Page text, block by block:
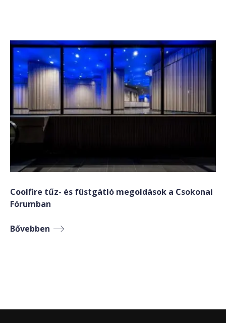
Coolfire tűz- és füstgátló megoldások a Csokonai
Fórumban
Bővebben